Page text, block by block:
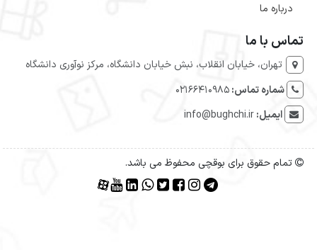
درباره ما
تماس با ما
تهران، خیابان انقلاب، نبش خیابان دانشگاه، مرکز نوآوری دانشگاه
شماره تماس:۰۲۱۶۶۴۱۰۹۸۵
ایمیل:info@bughchi.ir
تمام حقوق برای بوقچی محفوظ می باشد.